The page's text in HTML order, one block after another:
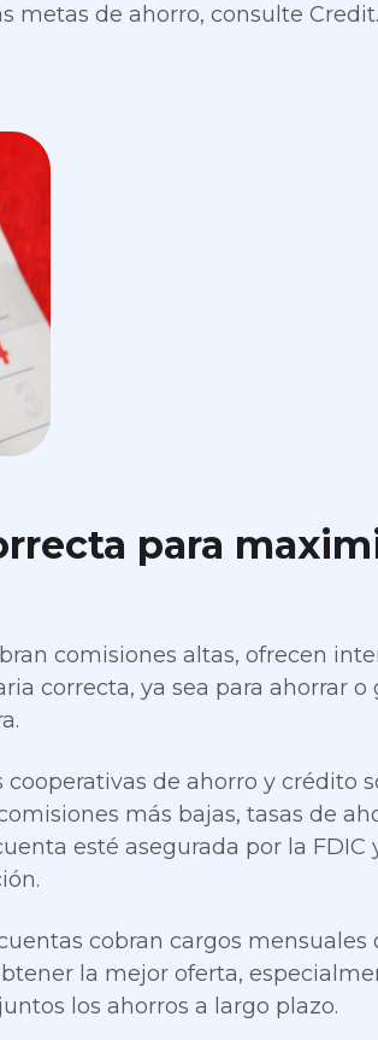
metas de ahorro, consulte
para
comisiones altas, ofrecen
correcta, ya sea para ahorrar o
de ahorro y crédito
más bajas, tasas de
esté asegurada por la FDIC
cobran cargos mensuales
la mejor oferta,
los ahorros a largo plazo.